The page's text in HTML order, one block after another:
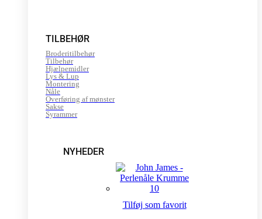
TILBEHØR
Broderitilbehør
Tilbehør
Hjælpemidler
Lys & Lup
Montering
Nåle
Overføring af mønster
Sakse
Syrammer
NYHEDER
Tilføj som favorit